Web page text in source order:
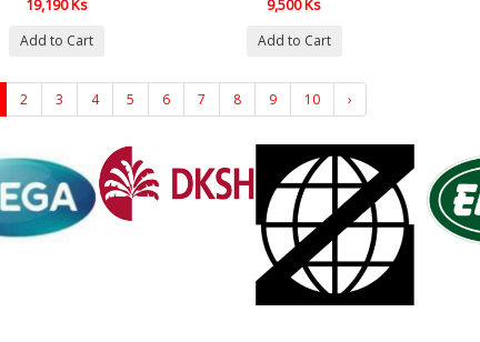
19,190 Ks
Add to Cart
9,500 Ks
Add to Cart
2 3 4 5 6 7 8 9 10 ›